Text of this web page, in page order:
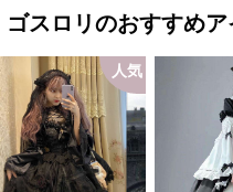
ゴスロリのおすすめア
人気